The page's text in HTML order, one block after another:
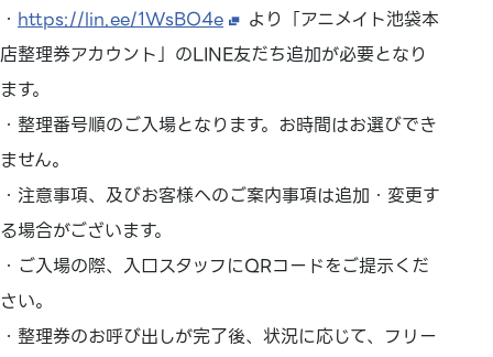
・ https://lin.ee/1WsBO4e
より「アニメイト池袋本
店整理券アカウント」のLINE友だち追加が必要となり
ます。
・整理番号順のご入場となります。お時間はお選びでき
ません。
・注意事項、及びお客様へのご案内事項は追加・変更す
る場合がございます。
・ご入場の際、入口スタッフにQRコードをご提示くだ
さい。
・整理券のお呼び出しが完了後、状況に応じて、フリー